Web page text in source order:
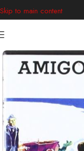
Skip to main content